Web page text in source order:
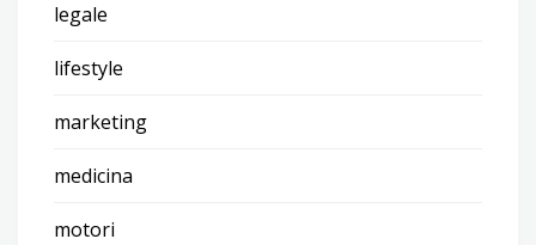
legale
lifestyle
marketing
medicina
motori